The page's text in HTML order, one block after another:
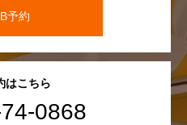
予約
はこちら
0868